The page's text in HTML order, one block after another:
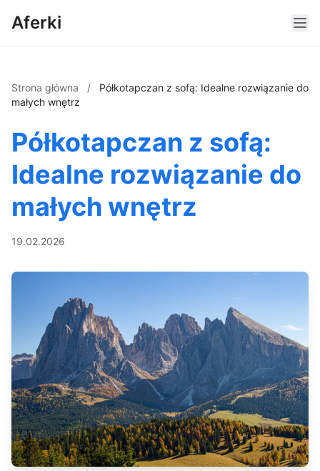
Aferki
Strona główna /
Półkotapczan z sofą: Idealne rozwiązanie do
małych wnętrz
Półkotapczan z sofą:
Idealne rozwiązanie do
małych wnętrz
19.02.2026